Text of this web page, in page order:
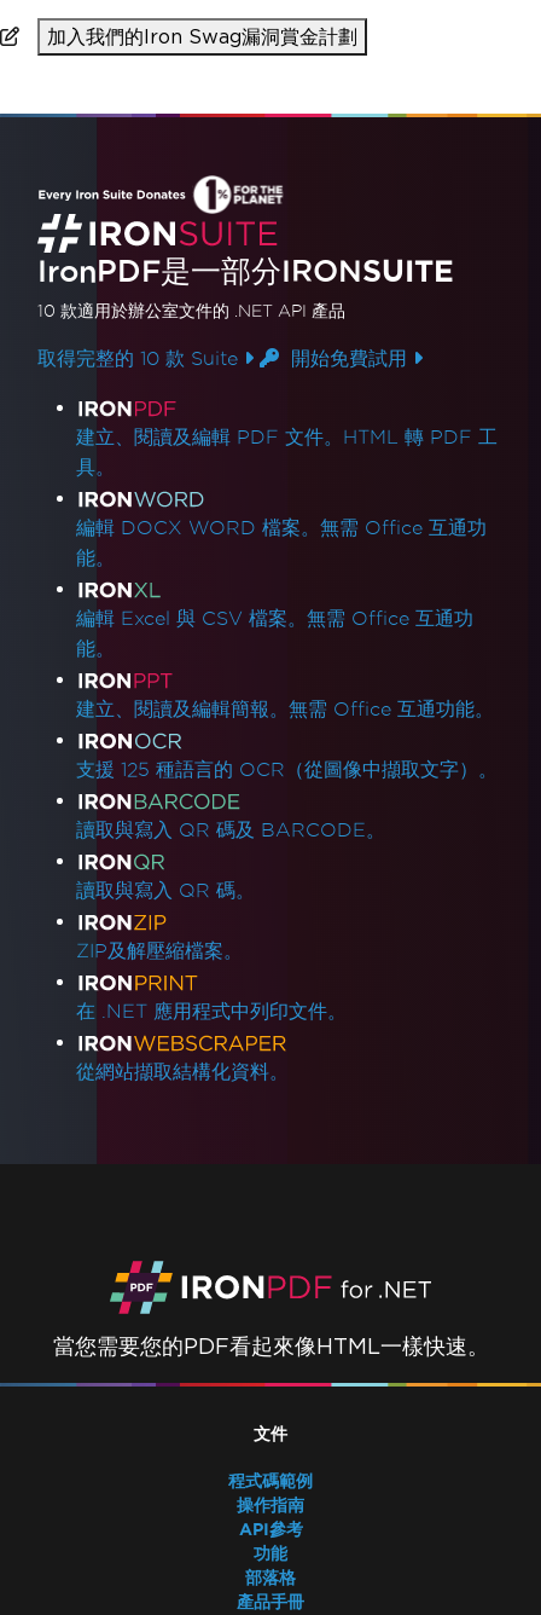
加入我們的Iron Swag漏洞賞金計劃
IronPDF是一部分IRONSUITE
10 款適用於辦公室文件的 .NET API 產品
取得完整的 10 款 Suite 開始免費試用
產品連結
建立、閱讀及編輯 PDF 文件。HTML 轉 PDF 工
具。
編輯 DOCX WORD 檔案。無需 Office 互通功
能。
編輯 Excel 與 CSV 檔案。無需 Office 互通功
能。
建立、閱讀及編輯簡報。無需 Office 互通功能。
支援 125 種語言的 OCR（從圖像中擷取文字）。
讀取與寫入 QR 碼及 BARCODE。
讀取與寫入 QR 碼。
ZIP及解壓縮檔案。
在 .NET 應用程式中列印文件。
從網站擷取結構化資料。
當您需要您的PDF看起來像HTML一樣快速。
文件
程式碼範例
操作指南
API參考
功能
部落格
產品手冊